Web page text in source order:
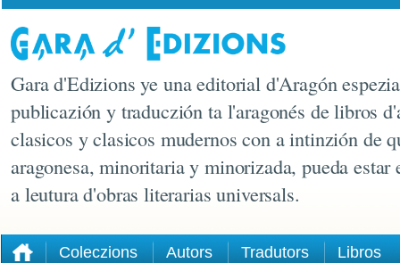
Gara d'Edizions ye una editorial d'Aragón
publicazión y traduczión ta l'aragonés de libros
clasicos y clasicos mudernos con a intinzión de
aragonesa, minoritaria y minorizada, pueda estar
a leutura d'obras literarias universals.
Coleczions Autors Tradutors Libros